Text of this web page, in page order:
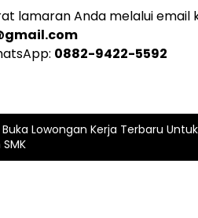
lamaran Anda melalui email
0882-9422-5592
Lowongan Kerja Terbaru